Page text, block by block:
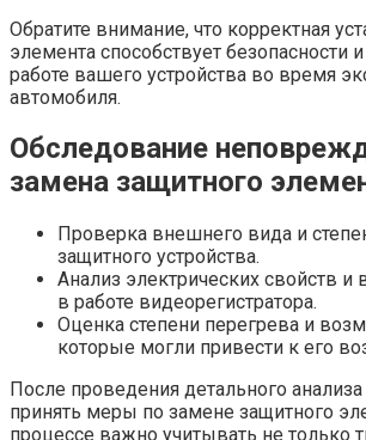
Обратите внимание, что корректная
элемента способствует безопасности
работе вашего устройства во время
автомобиля.
Обследование
замена защитного
Проверка внешнего вида и
защитного устройства.
Анализ электрических свойств
в работе видеорегистратора.
Оценка степени перегрева и
которые могли привести к его
После проведения детального
принять меры по замене защитного
процессе важно учитывать не только